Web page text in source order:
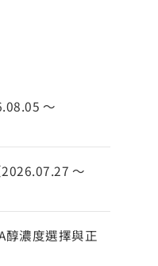
～
～
醇濃度選擇與正